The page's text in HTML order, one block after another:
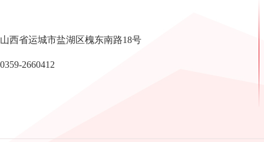
山西省运城市盐湖区槐东南路18号
0359-2660412